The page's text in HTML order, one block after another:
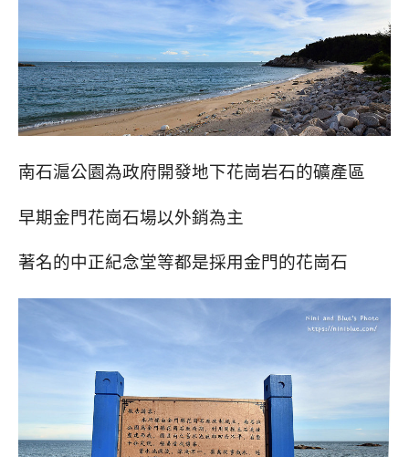
南石滬公園為政府開發地下花崗岩石的礦產區
早期金門花崗石場以外銷為主
著名的中正紀念堂等都是採用金門的花崗石